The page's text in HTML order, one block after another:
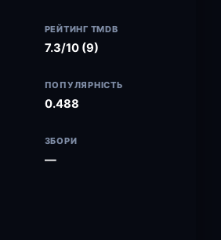
РЕЙТИНГ TMDB
7.3/10 (9)
ПОПУЛЯРНІСТЬ
0.488
ЗБОРИ
—